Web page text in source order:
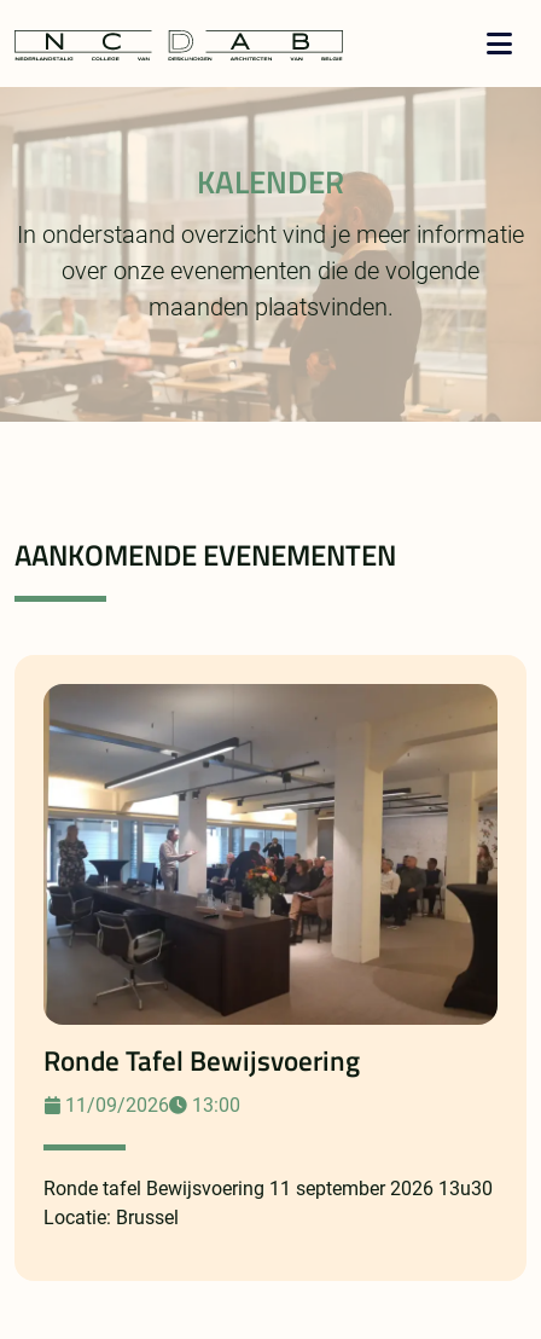
KALENDER
In onderstaand overzicht vind je meer informatie
over onze evenementen die de volgende
maanden plaatsvinden.
AANKOMENDE EVENEMENTEN
Ronde Tafel Bewijsvoering
11/09/2026 13:00
Ronde tafel Bewijsvoering 11 september 2026 13u30
Locatie: Brussel